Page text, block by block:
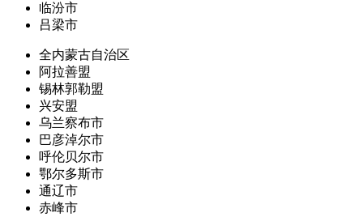
临汾市
吕梁市
全内蒙古自治区
阿拉善盟
锡林郭勒盟
兴安盟
乌兰察布市
巴彦淖尔市
呼伦贝尔市
鄂尔多斯市
通辽市
赤峰市